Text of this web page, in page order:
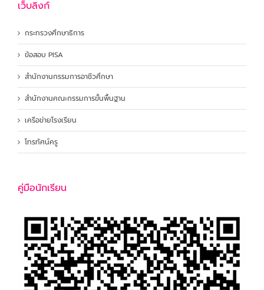
เว็บลิงก์
กระทรวงศึกษาธิการ
ข้อสอบ PISA
สำนักงานกรรมการอาชีวศึกษา
สำนักงานคณะกรรมการขั้นพื้นฐาน
เครือข่ายโรงเรียน
โทรทัศน์ครู
คู่มือนักเรียน